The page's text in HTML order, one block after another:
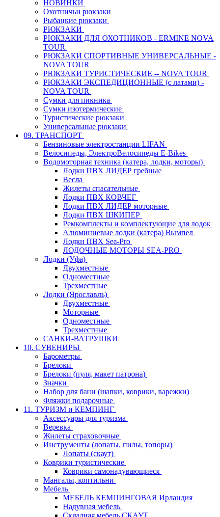
НОВИНКИ
Охотничьи рюкзаки
Рыбацкие рюкзаки
РЮКЗАКИ
РЮКЗАКИ ДЛЯ ОХОТНИКОВ - ERMINE NOVA
TOUR
РЮКЗАКИ СПОРТИВНЫЕ УНИВЕРСАЛЬНЫЕ -
NOVA TOUR
РЮКЗАКИ ТУРИСТИЧЕСКИЕ -- NOVA TOUR
РЮКЗАКИ ЭКСПЕДИЦИОННЫЕ (с латами) -
NOVA TOUR
Сумки для пикника
Сумки изотермические
Туристические рюкзаки
Универсальные рюкзаки
09. ТРАНСПОРТ
Бензиновые электростанции LIFAN
Велосипеды, ЭлектроВелосипеды E-Bikes
Водомоторная техника (катера, лодки, моторы)
Лодки ПВХ ЛИДЕР гребные
Весла
Жилеты спасательные
Лодки ПВХ КОВЧЕГ
Лодки ПВХ ЛИДЕР моторные
Лодки ПВХ ШКИПЕР
Ремкомплекты и комплектующие для лодок
Алюминиевые лодки (катера) Вымпел
Лодки ПВХ Sea-Pro
ЛОДОЧНЫЕ МОТОРЫ SEA-PRO
Лодки (Уфа)
Двухместные
Одноместные
Трехместные
Лодки (Ярославль)
Двухместные
Моторные
Одноместные
Трехместные
САНКИ-ВАТРУШКИ
10. СУВЕНИРЫ
Барометры
Брелоки
Брелоки (пуля, макет патрона)
Значки
Набор для бани (шапки, коврики, варежки)
Фляжки подарочные
11. ТУРИЗМ и КЕМПИНГ
Аксессуары для туризма
Веревка
Жилеты страховочные
Инструменты (лопаты, пилы, топоры)
Лопаты (скаут)
Коврики туристические
Коврики самонадувающиеся
Мангалы, коптильни
Мебель
МЕБЕЛЬ КЕМПИНГОВАЯ Ирландия
Надувная мебель
Складная мебель СКАУТ